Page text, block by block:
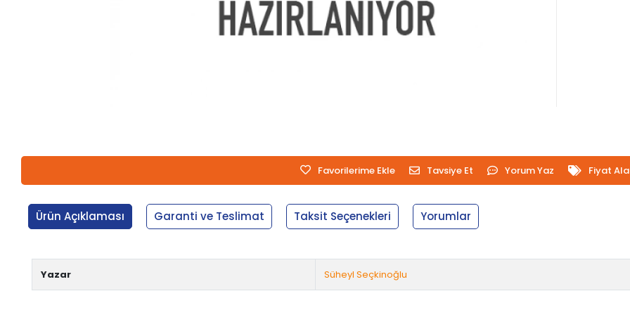
Favorilerime Ekle Tavsiye Et Yorum Yaz Fiyat
Ürün Açıklaması Garanti ve Teslimat Taksit Seçenekleri Yorumlar
Yazar Süheyl Seçkinoğlu